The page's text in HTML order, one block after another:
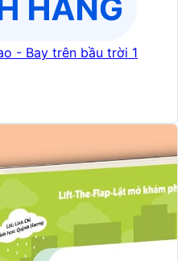
- Bay trên bầu trời 1